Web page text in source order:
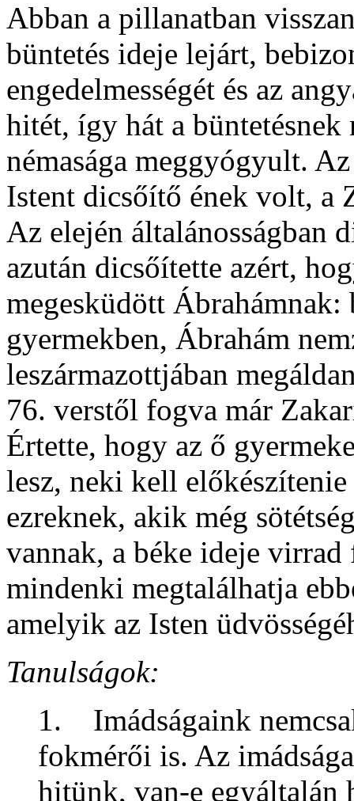
Abban a pillanatban
büntetés ideje lejárt,
engedelmességét és az
hitét, így hát a
némasága meggyógyult.
Istent dicsőítő ének volt, a
Az elején általánosságban
azután dicsőítette azért,
megesküdött
gyermekben, Ábrahám
leszármazottjában
76. verstől fogva már
Értette, hogy az ő
lesz, neki kell előkészítenie
ezreknek, akik még
vannak, a béke ideje
mindenki megtalálhatja
amelyik az Isten
Tanulságok:
1. Imádságaink
fokmérői is. Az
hitünk, van-e egyáltalán